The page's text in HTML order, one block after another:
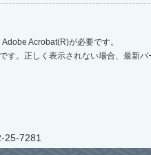
Acrobat(R)が必要です。
。正しく表示されない場合、最新バ
25-7281